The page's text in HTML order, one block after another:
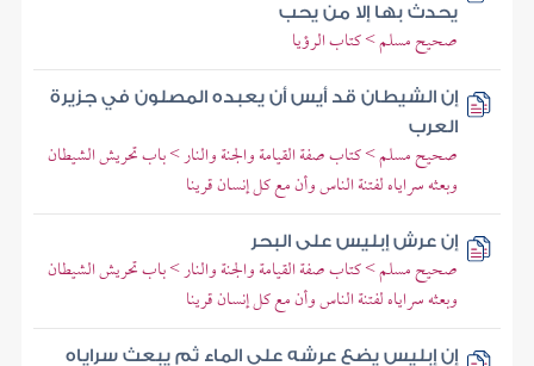
يحدث بها إلا من يحب
صحيح مسلم > كتاب الرؤيا
إن الشيطان قد أيس أن يعبده المصلون في جزيرة
العرب
صحيح مسلم > كتاب صفة القيامة والجنة والنار > باب تحريش الشيطان
وبعثه سراياه لفتنة الناس وأن مع كل إنسان قرينا
إن عرش إبليس على البحر
صحيح مسلم > كتاب صفة القيامة والجنة والنار > باب تحريش الشيطان
وبعثه سراياه لفتنة الناس وأن مع كل إنسان قرينا
إن إبليس يضع عرشه على الماء ثم يبعث سراياه